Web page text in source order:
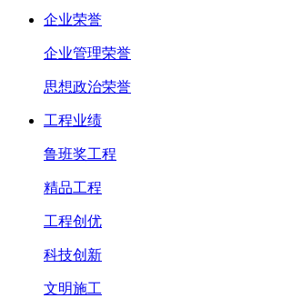
企业荣誉
企业管理荣誉
思想政治荣誉
工程业绩
鲁班奖工程
精品工程
工程创优
科技创新
文明施工